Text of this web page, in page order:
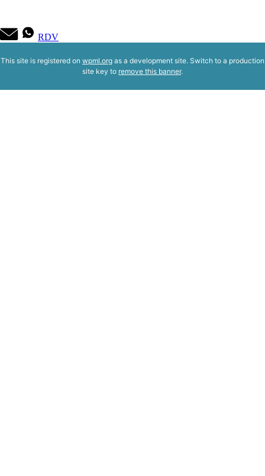
RDV
This site is registered on wpml.org as a development site. Switch to a production
site key to remove this banner.